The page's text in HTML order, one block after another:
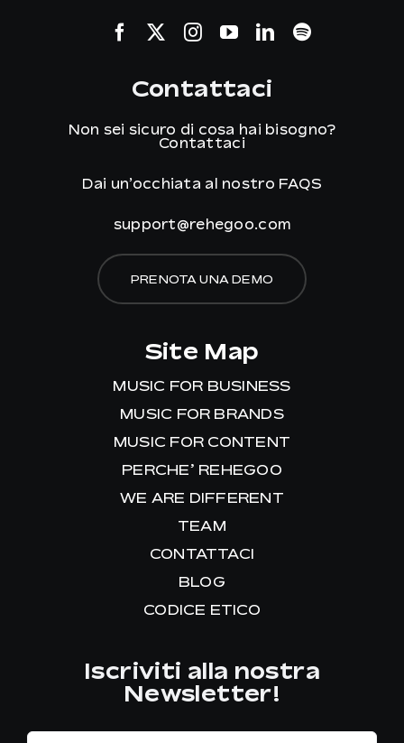
Contattaci
Non sei sicuro di cosa hai bisogno?
Contattaci
Dai un’occhiata al nostro FAQS
support@rehegoo.com
PRENOTA UNA DEMO
Site Map
MUSIC FOR BUSINESS
MUSIC FOR BRANDS
MUSIC FOR CONTENT
PERCHE’ REHEGOO
WE ARE DIFFERENT
TEAM
CONTATTACI
BLOG
CODICE ETICO
Iscriviti alla nostra
Newsletter!